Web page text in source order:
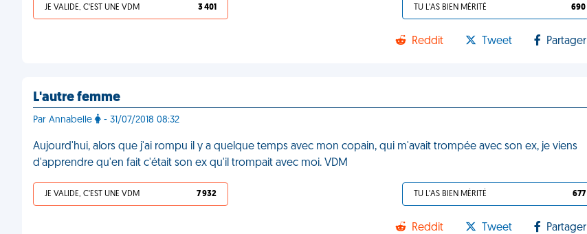
JE VALIDE, C'EST UNE VDM 3 401 TU L'AS BIEN MÉRITÉ 690
Reddit Tweet Partager
L'autre femme
Par Annabelle - 31/07/2018 08:32
Aujourd'hui, alors que j'ai rompu il y a quelque temps avec mon copain, qui m'avait trompée avec son ex, je viens
d'apprendre qu'en fait c'était son ex qu'il trompait avec moi. VDM
JE VALIDE, C'EST UNE VDM 7 932 TU L'AS BIEN MÉRITÉ 677
Reddit Tweet Partager